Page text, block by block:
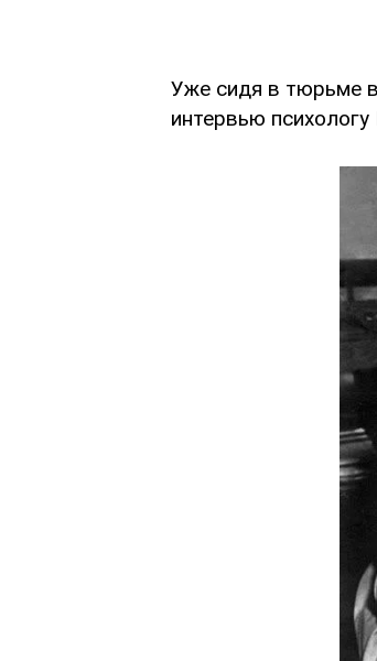
Уже сидя в тюрьме
интервью психологу